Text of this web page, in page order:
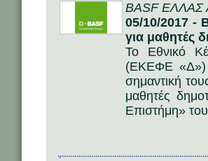
BASF ΕΛΛΑΣ
05/10/2017 -
για μαθητές
Το Εθνικό
(ΕΚΕΦΕ «Δ»)
σημαντική
μαθητές
Επιστήμη»